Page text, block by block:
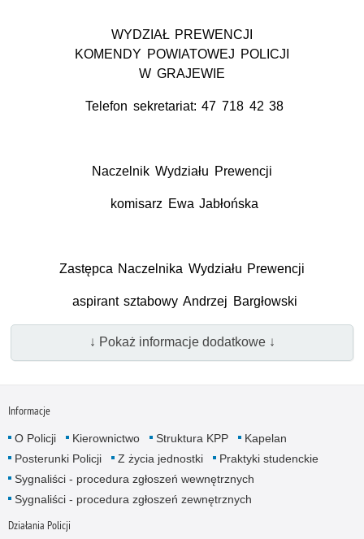
WYDZIAŁ PREWENCJI
KOMENDY POWIATOWEJ POLICJI
W GRAJEWIE
Telefon sekretariat: 47 718 42 38
Naczelnik Wydziału Prewencji
komisarz Ewa Jabłońska
Zastępca Naczelnika Wydziału Prewencji
aspirant sztabowy Andrzej Bargłowski
↓ Pokaż informacje dodatkowe ↓
Informacje
O Policji Kierownictwo Struktura KPP
Kapelan
Posterunki Policji
Z życia jednostki
Praktyki studenckie
Sygnaliści - procedura zgłoszeń wewnętrznych
Sygnaliści - procedura zgłoszeń zewnętrznych
Działania Policji